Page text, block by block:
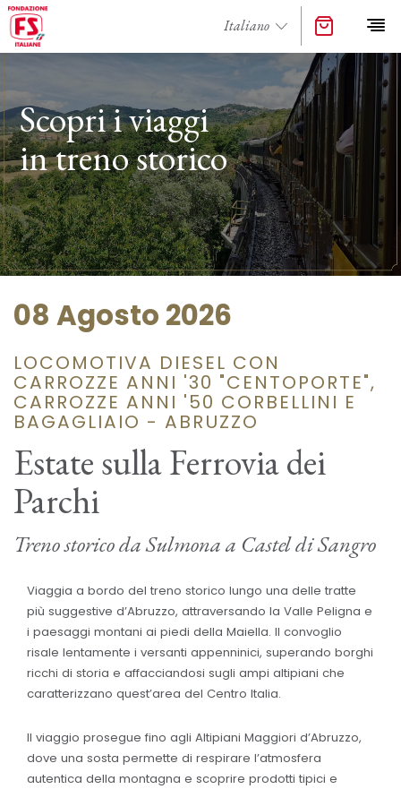
Scopri i viaggi
in treno storico
08 Agosto 2026
LOCOMOTIVA DIESEL CON
CARROZZE ANNI '30 "CENTOPORTE",
CARROZZE ANNI '50 CORBELLINI E
BAGAGLIAIO - ABRUZZO
Estate sulla Ferrovia dei
Parchi
Treno storico da Sulmona a Castel di Sangro
Viaggia a bordo del treno storico lungo una delle tratte
più suggestive d’Abruzzo, attraversando la Valle Peligna e
i paesaggi montani ai piedi della Maiella. Il convoglio
risale lentamente i versanti appenninici, superando borghi
ricchi di storia e affacciandosi sugli ampi altipiani che
caratterizzano quest’area del Centro Italia.
Il viaggio prosegue fino agli Altipiani Maggiori d’Abruzzo,
dove una sosta permette di respirare l’atmosfera
autentica della montagna e scoprire prodotti tipici e